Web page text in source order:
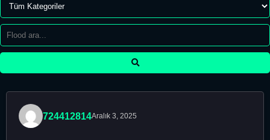
724412814Aralık 3, 2025